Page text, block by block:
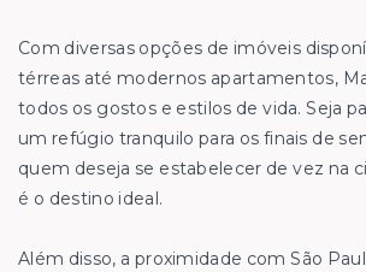
Com diversas opções de imóveis
térreas até modernos apartamentos,
todos os gostos e estilos de vida. Seja
um refúgio tranquilo para os finais de
quem deseja se estabelecer de vez na
é o destino ideal.
Além disso, a proximidade com São